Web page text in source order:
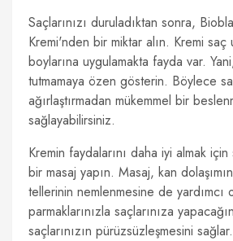
Saçlarınızı duruladıktan sonra,
Kremi'nden bir miktar alın. Kremi saç
boylarına uygulamakta fayda var.
tutmamaya özen gösterin. Böylece
ağırlaştırmadan mükemmel bir
sağlayabilirsiniz.
Kremin faydalarını daha iyi almak için
bir masaj yapın. Masaj, kan
tellerinin nemlenmesine de yardımcı
parmaklarınızla saçlarınıza
saçlarınızın pürüzsüzleşmesini sağlar.